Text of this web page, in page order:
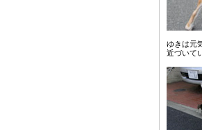
ゆきは元
近づいて